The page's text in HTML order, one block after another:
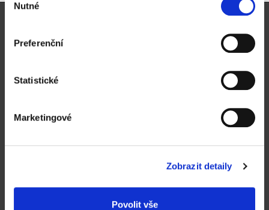
souhlasu
Nutné
Preferenční
Statistické
Marketingové
Zobrazit detaily
Povolit vše
Obchodní podmínky
Reklamační řád
Ochrana osobních údajů
Magazín zelená kancelář
Proč nakupovat u nás